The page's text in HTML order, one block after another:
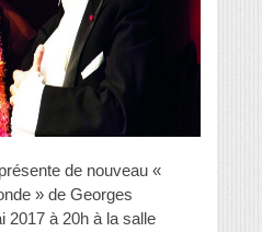
de nouveau «
» de Georges
2017 à 20h à la salle